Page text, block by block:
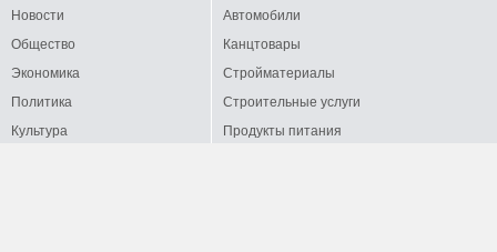
Новости
Общество
Экономика
Политика
Культура
Автомобили
Канцтовары
Стройматериалы
Строительные услуги
Продукты питания